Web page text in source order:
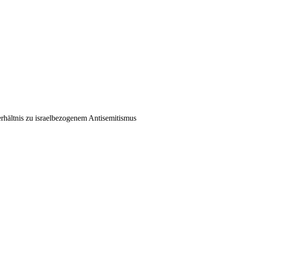
zu israelbezogenem Antisemitismus